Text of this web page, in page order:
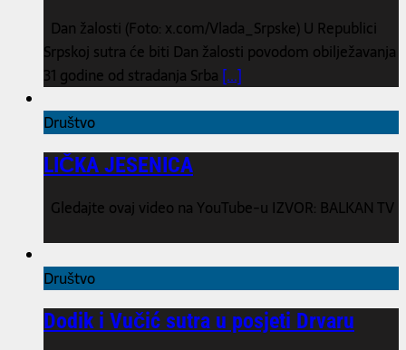
Dan žalosti (Foto: x.com/Vlada_Srpske) U Republici
Srpskoj sutra će biti Dan žalosti povodom obilježavanja
31 godine od stradanja Srba [...]
Društvo
LIČKA JESENICA
Gledajte ovaj video na YouTube-u IZVOR: BALKAN TV
Društvo
Dodik i Vučić sutra u posjeti Drvaru